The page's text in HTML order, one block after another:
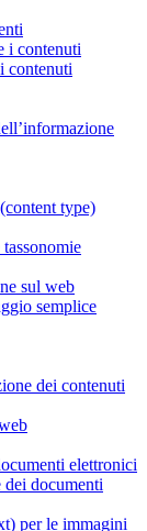
i contenuti
contenuti
type)
sul web
semplice
dei contenuti
elettronici
documenti
per le immagini